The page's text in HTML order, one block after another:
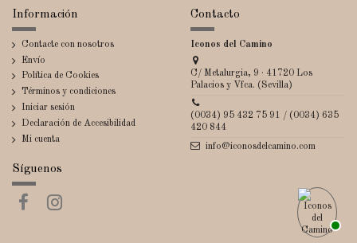
Información
Contacte con nosotros
Envío
Política de Cookies
Términos y condiciones
Iniciar sesión
Declaración de Accesibilidad
Mi cuenta
Contacto
Iconos del Camino
C/ Metalurgia, 9 · 41720 Los
Palacios y Vfca. (Sevilla)
(0034) 95 432 75 91 / (0034) 635
420 844
info@iconosdelcamino.com
Síguenos